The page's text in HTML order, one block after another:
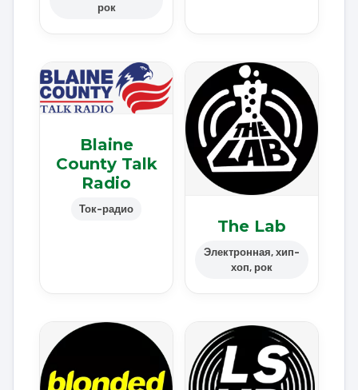
рок
Blaine
County Talk
Radio
Ток-радио
The Lab
Электронная, хип-
хоп, рок